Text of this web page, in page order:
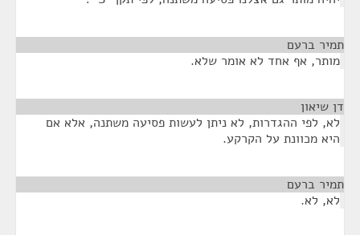
תמיר ברעם
מותר, אף אחד לא אומר שלא.
דן שיאון
לא, לפי ההגדרות, לא ניתן לעשות פסיעה משתנה, אלא אם
היא מכוונת על הקרקע.
תמיר ברעם
לא, לא.